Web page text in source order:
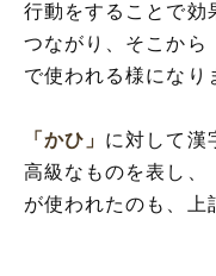
行動をすることで効
つながり、そこから
で使われる様になり
「かひ」 に対して漢
高級なものを表し、
が使われたのも、上